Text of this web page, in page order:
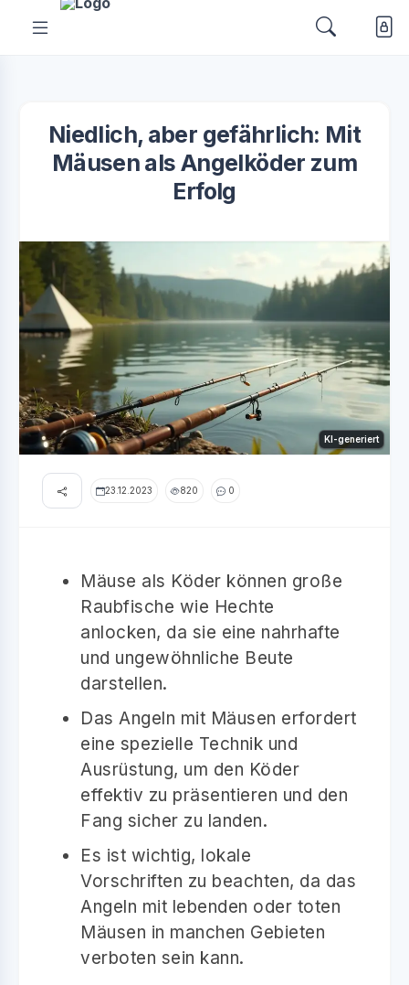
Niedlich, aber gefährlich: Mit
Mäusen als Angelköder zum
Erfolg
KI-generiert
23.12.2023 820 0
Mäuse als Köder können große
Raubfische wie Hechte
anlocken, da sie eine nahrhafte
und ungewöhnliche Beute
darstellen.
Das Angeln mit Mäusen erfordert
eine spezielle Technik und
Ausrüstung, um den Köder
effektiv zu präsentieren und den
Fang sicher zu landen.
Es ist wichtig, lokale
Vorschriften zu beachten, da das
Angeln mit lebenden oder toten
Mäusen in manchen Gebieten
verboten sein kann.